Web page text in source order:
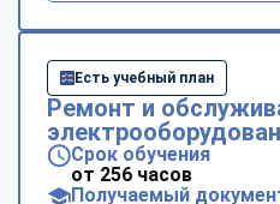
Есть учебный план
Ремонт и
Срок обучения
от 256 часов
Получаемый